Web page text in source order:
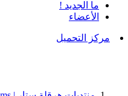
ما الجديد !
الأعضاء
مركز التحميل